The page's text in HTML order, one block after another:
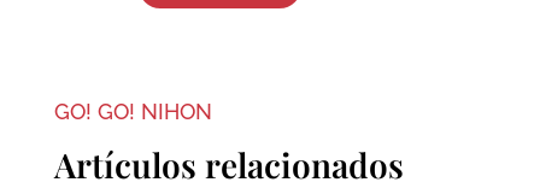
GO! GO! NIHON
Artículos relacionados